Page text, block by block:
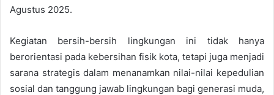
Agustus 2025.
Kegiatan bersih-bersih lingkungan ini tidak hanya
berorientasi pada kebersihan fisik kota, tetapi juga menjadi
sarana strategis dalam menanamkan nilai-nilai kepedulian
sosial dan tanggung jawab lingkungan bagi generasi muda,